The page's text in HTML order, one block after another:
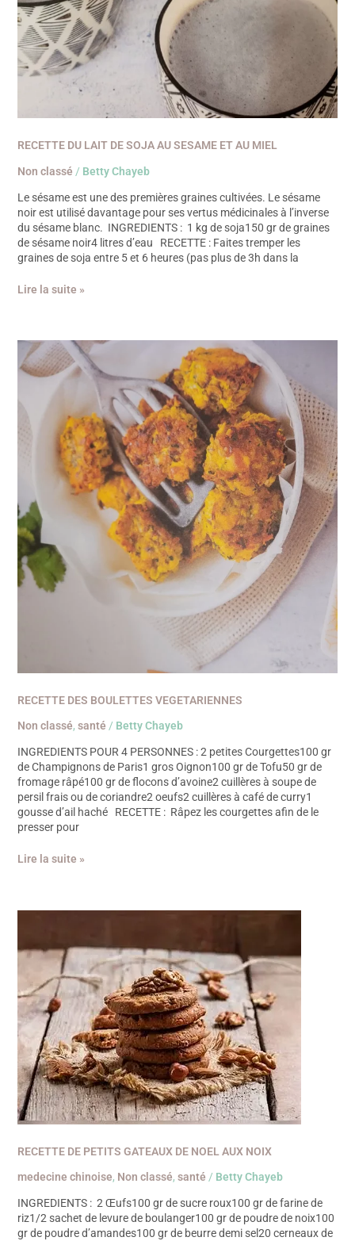
RECETTE DU LAIT DE SOJA AU SESAME ET AU MIEL
Non classé / Betty Chayeb
Le sésame est une des premières graines cultivées. Le sésame
noir est utilisé davantage pour ses vertus médicinales à l’inverse
du sésame blanc. INGREDIENTS : 1 kg de soja150 gr de graines
de sésame noir4 litres d’eau RECETTE : Faites tremper les
graines de soja entre 5 et 6 heures (pas plus de 3h dans la
Lire la suite »
RECETTE DES BOULETTES VEGETARIENNES
Non classé, santé / Betty Chayeb
INGREDIENTS POUR 4 PERSONNES : 2 petites Courgettes100 gr
de Champignons de Paris1 gros Oignon100 gr de Tofu50 gr de
fromage râpé100 gr de flocons d’avoine2 cuillères à soupe de
persil frais ou de coriandre2 oeufs2 cuillères à café de curry1
gousse d’ail haché RECETTE : Râpez les courgettes afin de le
presser pour
RECETTE
DES
BOULETTES
VEGETARIENNES
Lire la suite »
RECETTE DE PETITS GATEAUX DE NOEL AUX NOIX
medecine chinoise, Non classé, santé / Betty Chayeb
INGREDIENTS : 2 Œufs100 gr de sucre roux100 gr de farine de
riz1/2 sachet de levure de boulanger100 gr de poudre de noix100
gr de poudre d’amandes100 gr de beurre demi sel20 cerneaux de
PETITS
GATEAUX
NOEL
AUX
NOIX